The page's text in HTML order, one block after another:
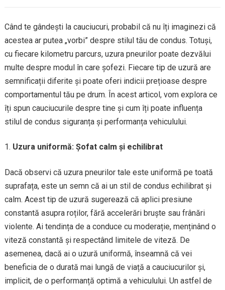
Când te gândești la cauciucuri, probabil că nu îți imaginezi că
acestea ar putea „vorbi” despre stilul tău de condus. Totuși,
cu fiecare kilometru parcurs, uzura pneurilor poate dezvălui
multe despre modul în care șofezi. Fiecare tip de uzură are
semnificații diferite și poate oferi indicii prețioase despre
comportamentul tău pe drum. În acest articol, vom explora ce
îți spun cauciucurile despre tine și cum îți poate influența
stilul de condus siguranța și performanța vehiculului.
Uzura uniformă: Șofat calm și echilibrat
Dacă observi că uzura pneurilor tale este uniformă pe toată
suprafața, este un semn că ai un stil de condus echilibrat și
calm. Acest tip de uzură sugerează că aplici presiune
constantă asupra roților, fără accelerări bruște sau frânări
violente. Ai tendința de a conduce cu moderație, menținând o
viteză constantă și respectând limitele de viteză. De
asemenea, dacă ai o uzură uniformă, înseamnă că vei
beneficia de o durată mai lungă de viață a cauciucurilor și,
implicit, de o performanță optimă a vehiculului. Un astfel de